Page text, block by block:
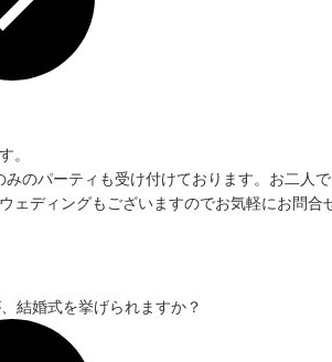
。
みのパーティも受け付けております。お二人で
ェディングもございますのでお気軽にお問合
結婚式を挙げられますか？